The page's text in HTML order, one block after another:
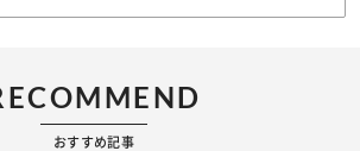
おすすめ記事